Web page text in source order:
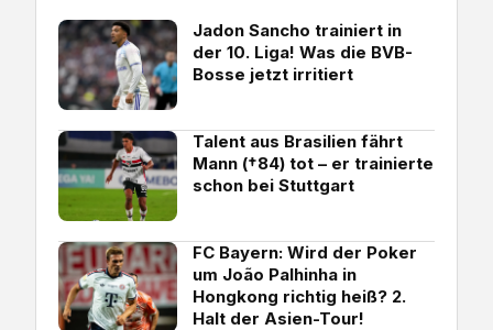
Jadon Sancho trainiert in
der 10. Liga! Was die BVB-
Bosse jetzt irritiert
Talent aus Brasilien fährt
Mann (†84) tot – er trainierte
schon bei Stuttgart
FC Bayern: Wird der Poker
um João Palhinha in
Hongkong richtig heiß? 2.
Halt der Asien-Tour!